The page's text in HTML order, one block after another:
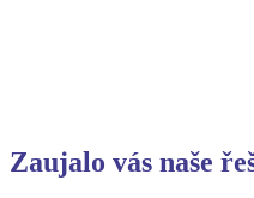
Zaujalo vás naše